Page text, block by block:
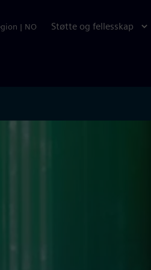
| NO Støtte og fellesskap